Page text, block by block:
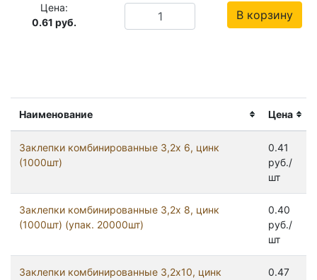
Наименование Цена
Заклепки комбинированные 3,2x 6, цинк
(1000шт)
0.41
руб./
шт
Заклепки комбинированные 3,2x 8, цинк
(1000шт) (упак. 20000шт)
0.40
руб./
шт
Заклепки комбинированные 3,2x10, цинк
0.47
Цена:
0.61 руб.
В корзину